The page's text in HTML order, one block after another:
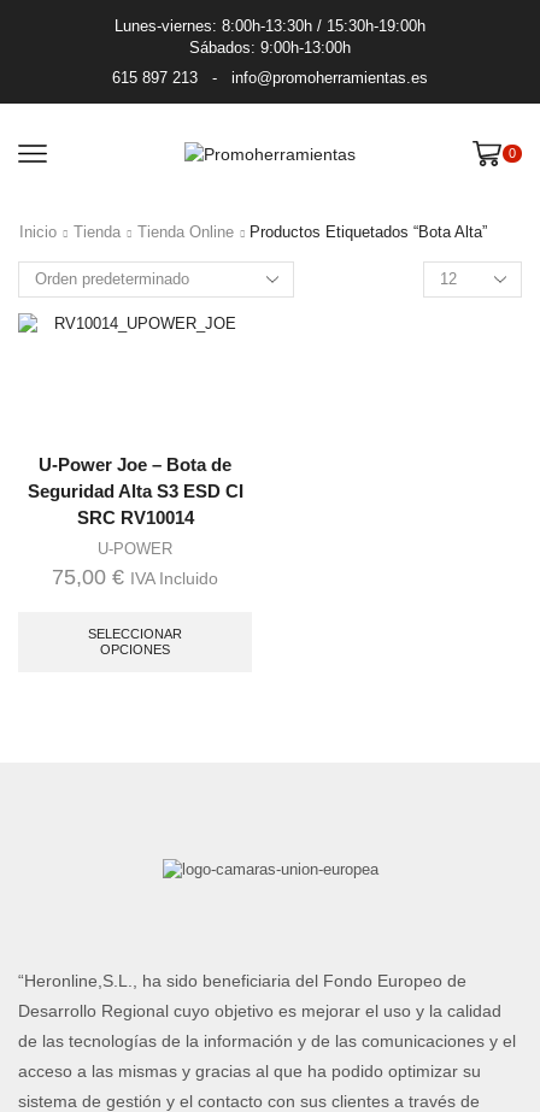
Lunes-viernes: 8:00h-13:30h / 15:30h-19:00h
Sábados: 9:00h-13:00h
615 897 213 - info@promoherramientas.es
0
Inicio Tienda Tienda Online Productos Etiquetados “bota Alta”
Productos
por
U-Power Joe – Bota de
Seguridad Alta S3 ESD CI
SRC RV10014
U-POWER
75,00 € IVA Incluido
SELECCIONAR
OPCIONES
página
“Heronline,S.L., ha sido beneficiaria del Fondo Europeo de
Desarrollo Regional cuyo objetivo es mejorar el uso y la calidad
de las tecnologías de la información y de las comunicaciones y el
acceso a las mismas y gracias al que ha podido optimizar su
sistema de gestión y el contacto con sus clientes a través de